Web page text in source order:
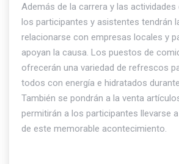
Además de la carrera y las
los participantes y asistentes tendrán
relacionarse con empresas locales y
apoyan la causa. Los puestos de
ofrecerán una variedad de refrescos
todos con energía e hidratados
También se pondrán a la venta
permitirán a los participantes llevarse
de este memorable acontecimiento.